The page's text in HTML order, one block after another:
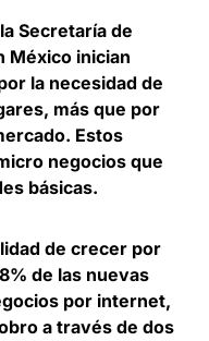
Secretaría de
México inician
la necesidad de
más que por
Estos
negocios que
básicas.
de crecer por
de las nuevas
por internet,
a través de dos